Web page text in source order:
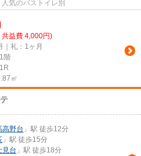
気のバストイレ別
共益費 4,000円)
｜礼：1ヶ月
階
㎡
高野台 」駅 徒歩12分
」駅 徒歩15分
見台 」駅 徒歩18分